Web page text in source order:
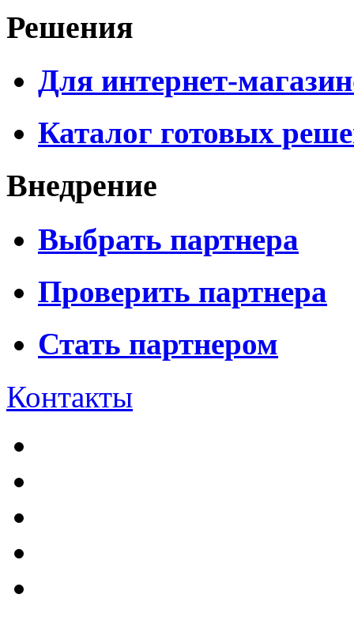
Решения
Для интернет-
Каталог готовых
Внедрение
Выбрать партнера
Проверить партнера
Стать партнером
Контакты